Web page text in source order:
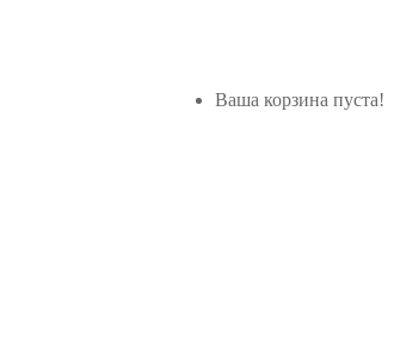
Ваша корзина пуста!